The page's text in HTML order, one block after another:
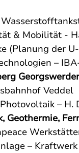
& Mobilität -
(Planung der
–
Georgswerder
Veddel
– H.
–